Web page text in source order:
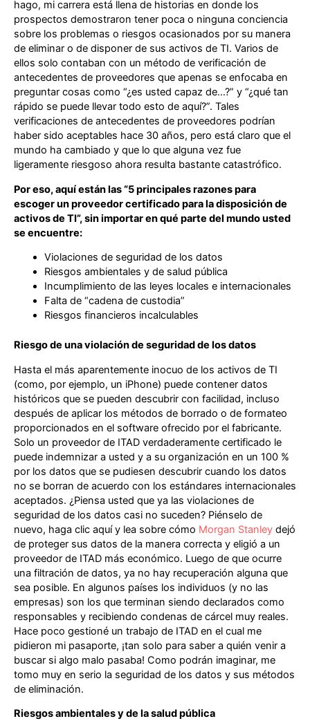
hago, mi carrera está llena de historias en donde los
prospectos demostraron tener poca o ninguna conciencia
sobre los problemas o riesgos ocasionados por su manera
de eliminar o de disponer de sus activos de TI. Varios de
ellos solo contaban con un método de verificación de
antecedentes de proveedores que apenas se enfocaba en
preguntar cosas como “¿es usted capaz de…?” y “¿qué tan
rápido se puede llevar todo esto de aquí?”. Tales
verificaciones de antecedentes de proveedores podrían
haber sido aceptables hace 30 años, pero está claro que el
mundo ha cambiado y que lo que alguna vez fue
ligeramente riesgoso ahora resulta bastante catastrófico.
Por eso, aquí están las “5 principales razones para
escoger un proveedor certificado para la disposición de
activos de TI”, sin importar en qué parte del mundo usted
se encuentre:
Violaciones de seguridad de los datos
Riesgos ambientales y de salud pública
Incumplimiento de las leyes locales e internacionales
Falta de “cadena de custodia”
Riesgos financieros incalculables
Riesgo de una violación de seguridad de los datos
Hasta el más aparentemente inocuo de los activos de TI
(como, por ejemplo, un iPhone) puede contener datos
históricos que se pueden descubrir con facilidad, incluso
después de aplicar los métodos de borrado o de formateo
proporcionados en el software ofrecido por el fabricante.
Solo un proveedor de ITAD verdaderamente certificado le
puede indemnizar a usted y a su organización en un 100 %
por los datos que se pudiesen descubrir cuando los datos
no se borran de acuerdo con los estándares internacionales
aceptados. ¿Piensa usted que ya las violaciones de
seguridad de los datos casi no suceden? Piénselo de
nuevo, haga clic aquí y lea sobre cómo Morgan Stanley dejó
de proteger sus datos de la manera correcta y eligió a un
proveedor de ITAD más económico. Luego de que ocurre
una filtración de datos, ya no hay recuperación alguna que
sea posible. En algunos países los individuos (y no las
empresas) son los que terminan siendo declarados como
responsables y recibiendo condenas de cárcel muy reales.
Hace poco gestioné un trabajo de ITAD en el cual me
pidieron mi pasaporte, ¡tan solo para saber a quién venir a
buscar si algo malo pasaba! Como podrán imaginar, me
tomo muy en serio la seguridad de los datos y sus métodos
de eliminación.
Riesgos ambientales y de la salud pública